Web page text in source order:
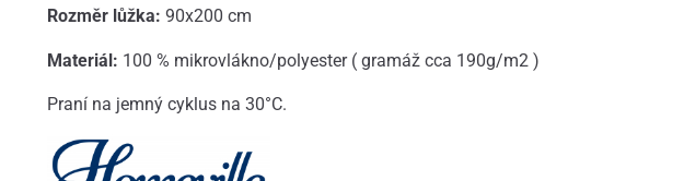
Rozměr lůžka: 90x200 cm
Materiál: 100 % mikrovlákno/polyester ( gramáž cca 190g/m2 )
Praní na jemný cyklus na 30°C.